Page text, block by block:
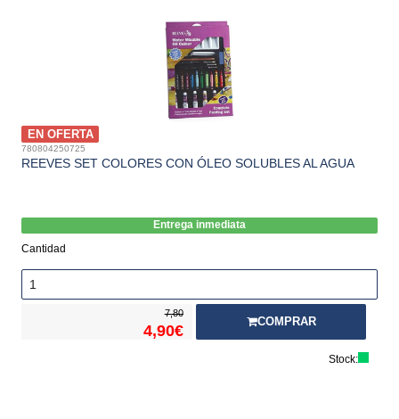
EN OFERTA
780804250725
REEVES SET COLORES CON ÓLEO SOLUBLES AL AGUA
Entrega inmediata
Cantidad
7,80
4,90€
COMPRAR
Stock: